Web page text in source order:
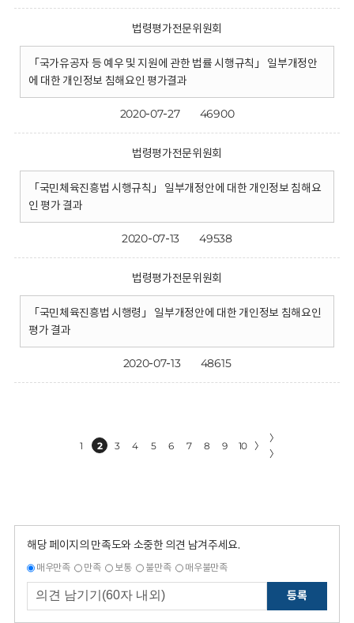
법령평가전문위원회
「국가유공자 등 예우 및 지원에 관한 법률 시행규칙」 일부개정안
에 대한 개인정보 침해요인 평가결과
2020-07-27 46900
법령평가전문위원회
「국민체육진흥법 시행규칙」 일부개정안에 대한 개인정보 침해요
인 평가 결과
2020-07-13 49538
법령평가전문위원회
「국민체육진흥법 시행령」 일부개정안에 대한 개인정보 침해요인
평가 결과
2020-07-13 48615
1 2 3 4 5 6 7 8 9 10 〉
〉
〉
해당 페이지의 만족도와 소중한 의견 남겨주세요.
매우만족 만족 보통 불만족 매우불만족
등록